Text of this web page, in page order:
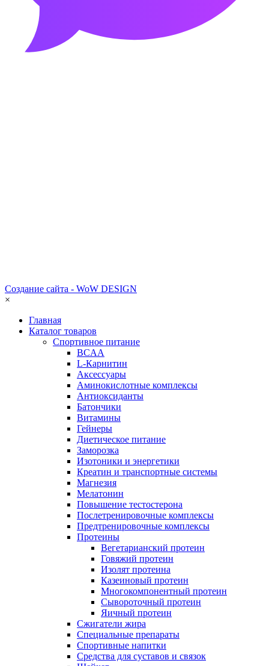
Создание сайта - WoW DESIGN
×
Главная
Каталог товаров
Спортивное питание
BCAA
L-Карнитин
Аксессуары
Аминокислотные комплексы
Антиоксиданты
Батончики
Витамины
Гейнеры
Диетическое питание
Заморозка
Изотоники и энергетики
Креатин и транспортные системы
Магнезия
Мелатонин
Повышение тестостерона
Послетренировочные комплексы
Предтренировочные комплексы
Протеины
Вегетарианский протеин
Говяжий протеин
Изолят протеина
Казеиновый протеин
Многокомпонентный протеин
Сывороточный протеин
Яичный протеин
Сжигатели жира
Специальные препараты
Спортивные напитки
Средства для суставов и связок